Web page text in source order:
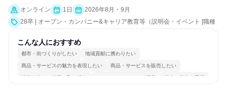
オンライン 1日
2026年8月・9月
28卒 | オープン・カンパニー&キャリア教育等（説明会・イベント [職種
こんな人におすすめ
都市・街づくりがしたい 地域貢献に携わりたい
商品・サービスの魅力を表現したい 商品・サービスを販売したい
情熱を持って仕事に取り組む コミュニケーションが活発 個人の能力を重視